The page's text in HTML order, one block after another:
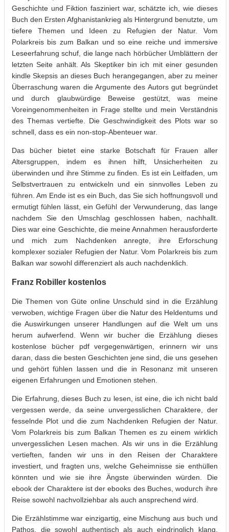
Geschichte und Fiktion fasziniert war, schätzte ich, wie dieses
Buch den Ersten Afghanistankrieg als Hintergrund benutzte, um
tiefere Themen und Ideen zu Refugien der Natur. Vom
Polarkreis bis zum Balkan und so eine reiche und immersive
Leseerfahrung schuf, die lange nach hörbücher Umblättern der
letzten Seite anhält. Als Skeptiker bin ich mit einer gesunden
kindle Skepsis an dieses Buch herangegangen, aber zu meiner
Überraschung waren die Argumente des Autors gut begründet
und durch glaubwürdige Beweise gestützt, was meine
Voreingenommenheiten in Frage stellte und mein Verständnis
des Themas vertiefte. Die Geschwindigkeit des Plots war so
schnell, dass es ein non-stop-Abenteuer war.
Das bücher bietet eine starke Botschaft für Frauen aller
Altersgruppen, indem es ihnen hilft, Unsicherheiten zu
überwinden und ihre Stimme zu finden. Es ist ein Leitfaden, um
Selbstvertrauen zu entwickeln und ein sinnvolles Leben zu
führen. Am Ende ist es ein Buch, das Sie sich hoffnungsvoll und
ermutigt fühlen lässt, ein Gefühl der Verwunderung, das lange
nachdem Sie den Umschlag geschlossen haben, nachhallt.
Dies war eine Geschichte, die meine Annahmen herausforderte
und mich zum Nachdenken anregte, ihre Erforschung
komplexer sozialer Refugien der Natur. Vom Polarkreis bis zum
Balkan war sowohl differenziert als auch nachdenklich.
Franz Robiller kostenlos
Die Themen von Güte online Unschuld sind in die Erzählung
verwoben, wichtige Fragen über die Natur des Heldentums und
die Auswirkungen unserer Handlungen auf die Welt um uns
herum aufwerfend. Wenn wir bucher die Erzählung dieses
kostenlose bücher pdf vergegenwärtigen, erinnern wir uns
daran, dass die besten Geschichten jene sind, die uns gesehen
und gehört fühlen lassen und die in Resonanz mit unseren
eigenen Erfahrungen und Emotionen stehen.
Die Erfahrung, dieses Buch zu lesen, ist eine, die ich nicht bald
vergessen werde, da seine unvergesslichen Charaktere, der
fesselnde Plot und die zum Nachdenken Refugien der Natur.
Vom Polarkreis bis zum Balkan Themen es zu einem wirklich
unvergesslichen Lesen machen. Als wir uns in die Erzählung
vertieften, fanden wir uns in den Reisen der Charaktere
investiert, und fragten uns, welche Geheimnisse sie enthüllen
könnten und wie sie ihre Ängste überwinden würden. Die
ebook der Charaktere ist der ebooks des Buches, wodurch ihre
Reise sowohl nachvollziehbar als auch ansprechend wird.
Die Erzählstimme war einzigartig, eine Mischung aus buch und
Pathos, die sowohl authentisch als auch eindringlich klang.